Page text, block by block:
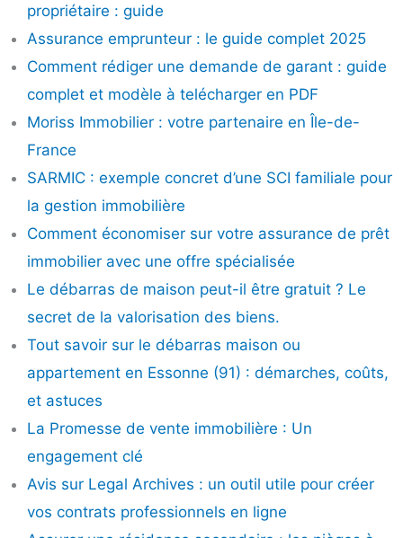
propriétaire : guide
Assurance emprunteur : le guide complet 2025
Comment rédiger une demande de garant : guide
complet et modèle à telécharger en PDF
Moriss Immobilier : votre partenaire en Île-de-
France
SARMIC : exemple concret d’une SCI familiale pour
la gestion immobilière
Comment économiser sur votre assurance de prêt
immobilier avec une offre spécialisée
Le débarras de maison peut-il être gratuit ? Le
secret de la valorisation des biens.
Tout savoir sur le débarras maison ou
appartement en Essonne (91) : démarches, coûts,
et astuces
La Promesse de vente immobilière : Un
engagement clé
Avis sur Legal Archives : un outil utile pour créer
vos contrats professionnels en ligne